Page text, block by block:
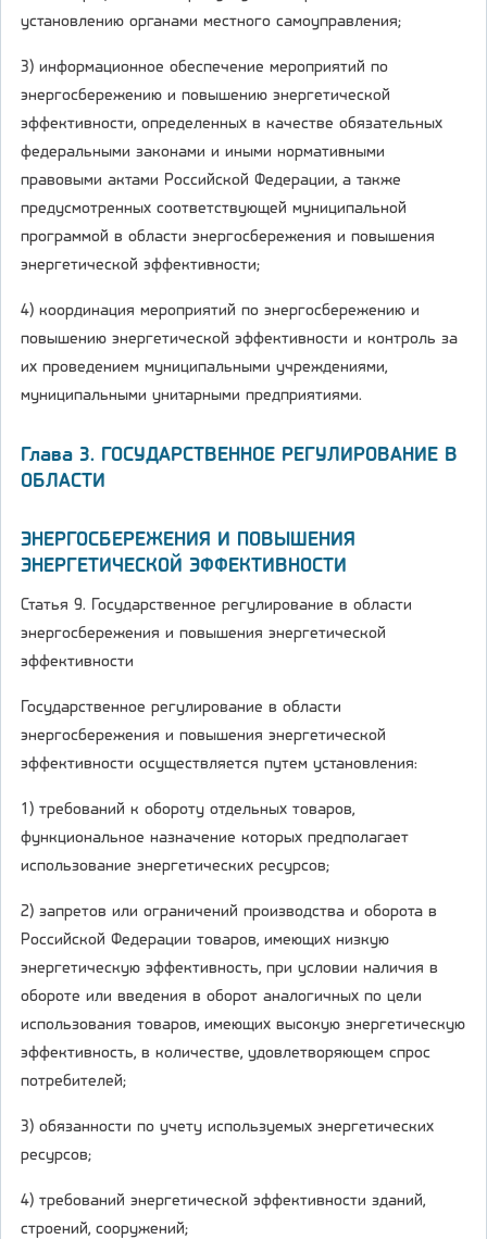
установлению органами местного самоуправления;
3) информационное обеспечение мероприятий по
энергосбережению и повышению энергетической
эффективности, определенных в качестве обязательных
федеральными законами и иными нормативными
правовыми актами Российской Федерации, а также
предусмотренных соответствующей муниципальной
программой в области энергосбережения и повышения
энергетической эффективности;
4) координация мероприятий по энергосбережению и
повышению энергетической эффективности и контроль за
их проведением муниципальными учреждениями,
муниципальными унитарными предприятиями.
Глава 3. ГОСУДАРСТВЕННОЕ РЕГУЛИРОВАНИЕ В
ОБЛАСТИ
ЭНЕРГОСБЕРЕЖЕНИЯ И ПОВЫШЕНИЯ
ЭНЕРГЕТИЧЕСКОЙ ЭФФЕКТИВНОСТИ
Статья 9. Государственное регулирование в области
энергосбережения и повышения энергетической
эффективности
Государственное регулирование в области
энергосбережения и повышения энергетической
эффективности осуществляется путем установления:
1) требований к обороту отдельных товаров,
функциональное назначение которых предполагает
использование энергетических ресурсов;
2) запретов или ограничений производства и оборота в
Российской Федерации товаров, имеющих низкую
энергетическую эффективность, при условии наличия в
обороте или введения в оборот аналогичных по цели
использования товаров, имеющих высокую энергетическую
эффективность, в количестве, удовлетворяющем спрос
потребителей;
3) обязанности по учету используемых энергетических
ресурсов;
4) требований энергетической эффективности зданий,
строений, сооружений;